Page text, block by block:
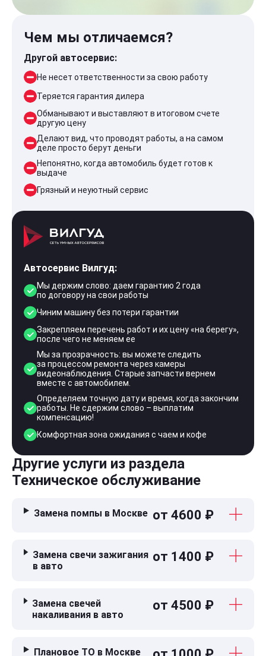
Чем мы отличаемся?
Другой автосервис:
Не несет ответственности за свою работу
Теряется гарантия дилера
Обманывают и выставляют в итоговом счете
другую цену
Делают вид, что проводят работы, а на самом
деле просто берут деньги
Непонятно, когда автомобиль будет готов к
выдаче
Грязный и неуютный сервис
Автосервис Вилгуд:
Мы держим слово: даем гарантию 2 года
по договору на свои работы
Чиним машину без потери гарантии
Закрепляем перечень работ и их цену «на берегу»,
после чего не меняем ее
Мы за прозрачность: вы можете следить
за процессом ремонта через камеры
видеонаблюдения. Старые запчасти вернем
вместе с автомобилем.
Определяем точную дату и время, когда закончим
работы. Не сдержим слово – выплатим
компенсацию!
Комфортная зона ожидания с чаем и кофе
Другие услуги из раздела
Техническое обслуживание
Замена помпы в Москве от 4600 ₽
Замена свечи зажигания
в авто
от 1400 ₽
Замена свечей
накаливания в авто
от 4500 ₽
Плановое ТО в Москве